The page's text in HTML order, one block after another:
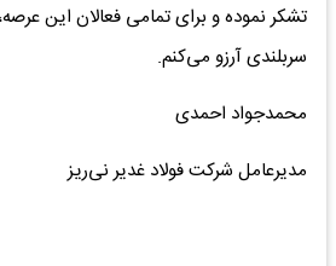
تشکر نموده و برای تمامی فعالان این
سربلندی آرزو می‌کنم.
محمدجواد احمدی
مدیرعامل شرکت فولاد غدیر نی‌ریز